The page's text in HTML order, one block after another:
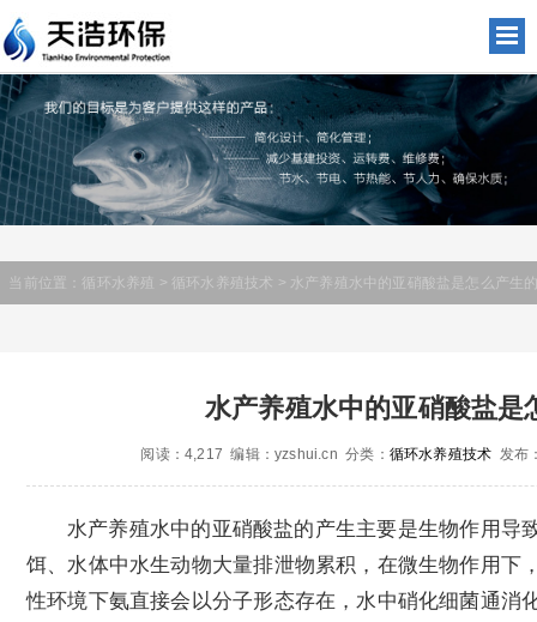
当前位置： 循环水养殖 > 循环水养殖技术 > 水产养殖水中的亚硝酸盐是怎么产生
水产养殖水中的亚硝酸盐是
阅读：4,217 编辑：yzshui.cn 分类： 循环水养殖技术 发布
水产养殖水中的亚硝酸盐的产生主要是生物作用导
饵、水体中水生动物大量排泄物累积，在微生物作用下
性环境下氨直接会以分子形态存在，水中硝化细菌通消